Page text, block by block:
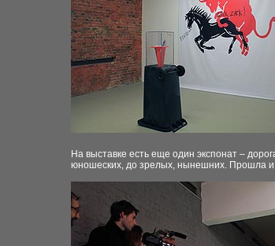
На выставке есть еще один экспонат –
юношеских, до зрелых, нынешних. Прошла и